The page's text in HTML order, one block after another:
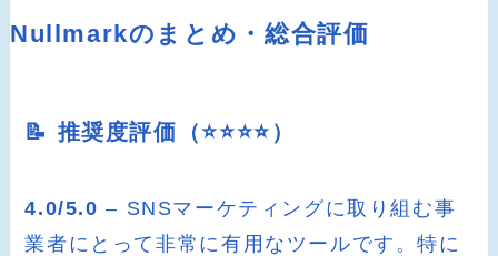
Nullmarkのまとめ・総合評価
📝 推奨度評価（⭐️⭐️⭐️⭐️）
4.0/5.0 – SNSマーケティングに取り組む事
業者にとって非常に有用なツールです。特に